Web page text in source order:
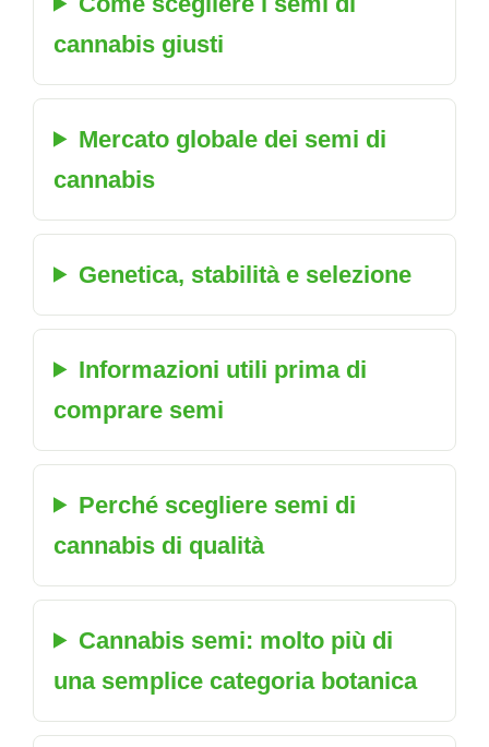
cannabis giusti
Mercato globale dei semi di
cannabis
Genetica, stabilità e selezione
Informazioni utili prima di
comprare semi
Perché scegliere semi di
cannabis di qualità
Cannabis semi: molto più di
una semplice categoria botanica